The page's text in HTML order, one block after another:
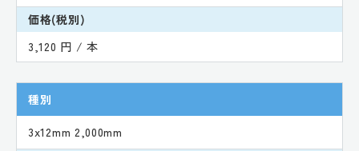
価格(税別)
3,120 円 / 本
種別
3x12mm 2,000mm